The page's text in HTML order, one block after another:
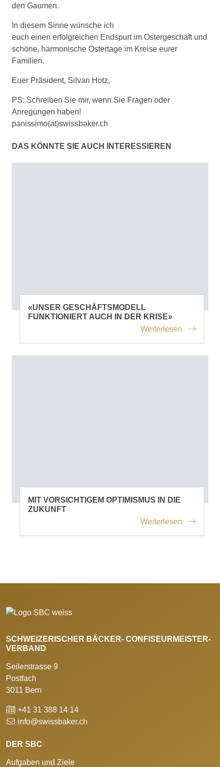
den Gaumen.
In diesem Sinne wünsche ich
euch einen erfolgreichen Endspurt im Ostergeschäft und
schöne, harmonische Ostertage im Kreise eurer
Familien.
Euer Präsident, Silvan Hotz,
PS: Schreiben Sie mir, wenn Sie Fragen oder
Anregungen haben!
panissimo(at)swissbaker.ch
DAS KÖNNTE SIE AUCH INTERESSIEREN
«UNSER GESCHÄFTSMODELL
FUNKTIONIERT AUCH IN DER KRISE»
Weiterlesen
MIT VORSICHTIGEM OPTIMISMUS IN DIE
ZUKUNFT
Weiterlesen
SCHWEIZERISCHER BÄCKER- CONFISEURMEISTER-
VERBAND
Seilerstrasse 9
Postfach
3011 Bern
+41 31 388 14 14
info@swissbaker.ch
DER SBC
Aufgaben und Ziele